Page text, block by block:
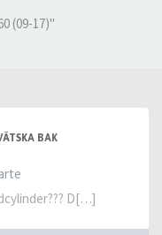
(09-17)"
BAK
D[…]